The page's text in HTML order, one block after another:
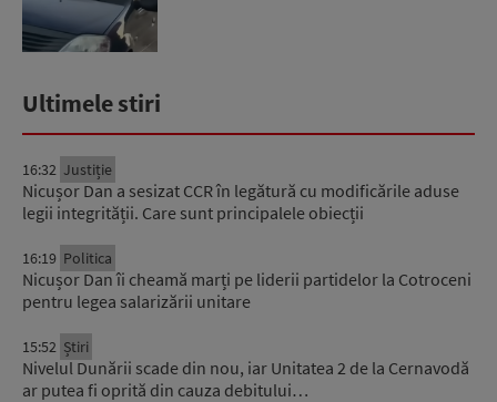
Ultimele stiri
16:32 Justiție
Nicușor Dan a sesizat CCR în legătură cu modificările aduse
legii integrității. Care sunt principalele obiecții
16:19 Politica
Nicușor Dan îi cheamă marți pe liderii partidelor la Cotroceni
pentru legea salarizării unitare
15:52 Știri
Nivelul Dunării scade din nou, iar Unitatea 2 de la Cernavodă
ar putea fi oprită din cauza debitului…